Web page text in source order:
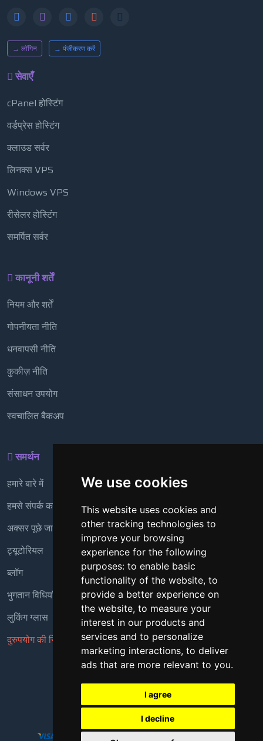
We use cookies
This website uses cookies and
other tracking technologies to
improve your browsing
experience for the following
purposes: to enable basic
functionality of the website, to
provide a better experience on
the website, to measure your
interest in our products and
services and to personalize
marketing interactions, to deliver
ads that are more relevant to you.
I agree
I decline
→ लॉगिन → पंजीकरण करें
सेवाएँ
cPanel होस्टिंग
वर्डप्रेस होस्टिंग
क्लाउड सर्वर
लिनक्स VPS
Windows VPS
रीसेलर होस्टिंग
समर्पित सर्वर
कानूनी शर्तें
नियम और शर्तें
गोपनीयता नीति
धनवापसी नीति
कुकीज़ नीति
संसाधन उपयोग
स्वचालित बैकअप
समर्थन
हमारे बारे में
हमसे संपर्क करें
अक्सर पूछे जाने वाले प्रश्न
ट्यूटोरियल
ब्लॉग
भुगतान विधियाँ
लुकिंग ग्लास
दुरुपयोग की रिपोर्ट करें
Copyright © 2018 - 2026 सर्वाधिकार सुरक्षित